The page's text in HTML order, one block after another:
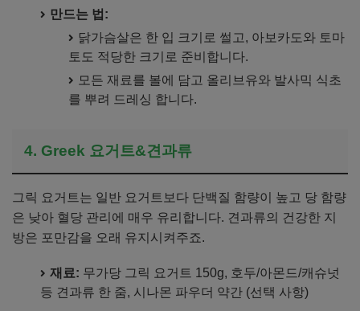
만드는 법:
닭가슴살은 한 입 크기로 썰고, 아보카도와 토마
토도 적당한 크기로 준비합니다.
모든 재료를 볼에 담고 올리브유와 발사믹 식초
를 뿌려 드레싱 합니다.
4. Greek 요거트&견과류
그릭 요거트는 일반 요거트보다 단백질 함량이 높고 당 함량
은 낮아 혈당 관리에 매우 유리합니다. 견과류의 건강한 지
방은 포만감을 오래 유지시켜주죠.
재료: 무가당 그릭 요거트 150g, 호두/아몬드/캐슈넛
등 견과류 한 줌, 시나몬 파우더 약간 (선택 사항)